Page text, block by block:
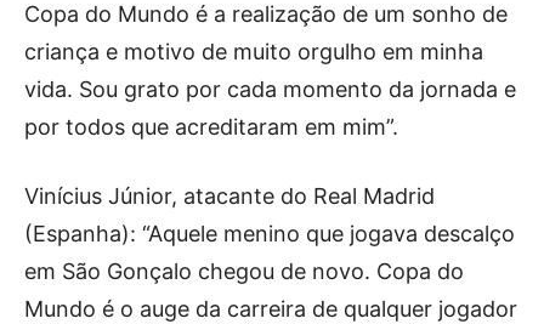
Copa do Mundo é a realização de um sonho de
criança e motivo de muito orgulho em minha
vida. Sou grato por cada momento da jornada e
por todos que acreditaram em mim”.
Vinícius Júnior, atacante do Real Madrid
(Espanha): “Aquele menino que jogava descalço
em São Gonçalo chegou de novo. Copa do
Mundo é o auge da carreira de qualquer jogador